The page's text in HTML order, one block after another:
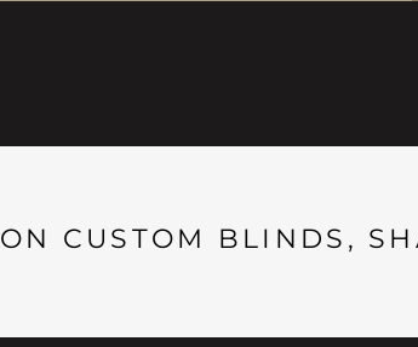
ON CUSTOM BLINDS,